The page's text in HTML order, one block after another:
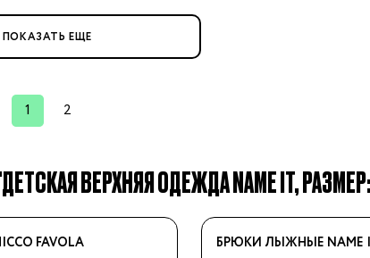
ПОКАЗАТЬ ЕЩЕ
1 2
ВЕРХНЯЯ ОДЕЖДА NAME IT,
FAVOLA БРЮКИ ЛЫЖНЫЕ NAME